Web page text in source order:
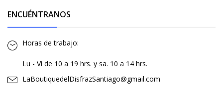
ENCUÉNTRANOS
Horas de trabajo:
Lu - Vi de 10 a 19 hrs. y sa. 10 a 14 hrs.
LaBoutiquedelDisfrazSantiago@gmail.com